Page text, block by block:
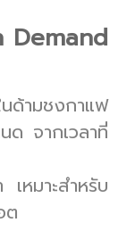
Demand
ามชงกาแฟ
ด จากเวลาที่
เหมาะสำหรับ
ต